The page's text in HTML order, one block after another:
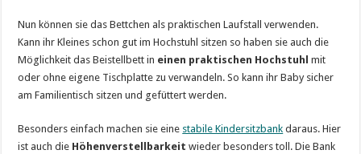
Nun können sie das Bettchen als praktischen Laufstall verwenden.
Kann ihr Kleines schon gut im Hochstuhl sitzen so haben sie auch die
Möglichkeit das Beistellbett in einen praktischen Hochstuhl mit
oder ohne eigene Tischplatte zu verwandeln. So kann ihr Baby sicher
am Familientisch sitzen und gefüttert werden.
Besonders einfach machen sie eine stabile Kindersitzbank daraus. Hier
ist auch die Höhenverstellbarkeit wieder besonders toll. Die Bank